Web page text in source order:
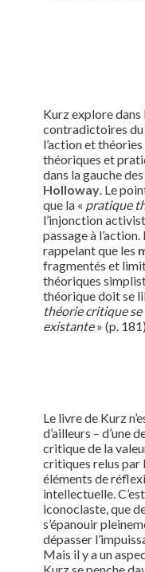
Kurz explore dans
contradictoires du
l’action et
théoriques et
dans la gauche
Holloway. Le
que la « pratique
l’injonction
passage à
rappelant que les
fragmentés et
théoriques
théorique doit se
théorie critique
existante» (p.
Le livre de Kurz
d’ailleurs – d’une
critique de la
critiques relus par
éléments de
intellectuelle.
iconoclaste, que
s’épanouir
dépasser
Mais il y a un